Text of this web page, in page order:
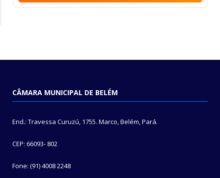
CÂMARA MUNICIPAL DE BELÉM
End.: Travessa Curuzú, 1755. Marco, Belém, Pará.
CEP: 66093- 802
Fone: (91) 4008 2248